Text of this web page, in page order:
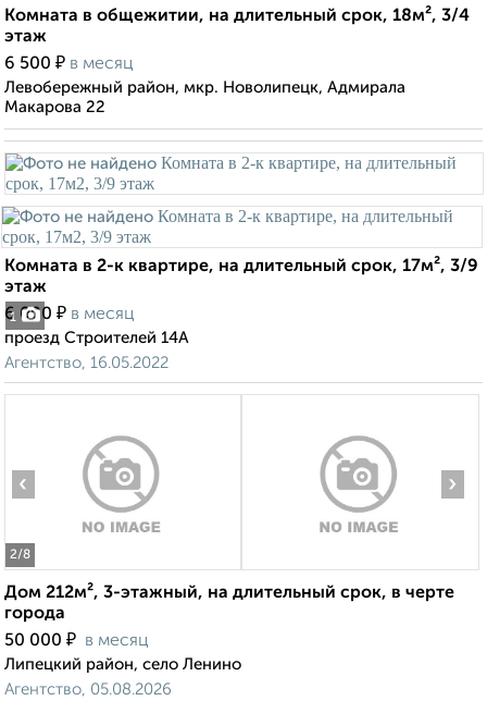
Комната в общежитии, на длительный срок, 18м², 3/4
этаж
6 500 ₽ в месяц
Левобережный район, мкр. Новолипецк, Адмирала
Макарова 22
1
Комната в 2-к квартире, на длительный срок, 17м², 3/9
этаж
6 000 ₽ в месяц
проезд Строителей 14А
Агентство, 16.05.2022
2/8
‹ ›
Дом 212м², 3-этажный, на длительный срок, в черте
города
50 000 ₽ в месяц
Липецкий район, село Ленино
Агентство, 05.08.2026